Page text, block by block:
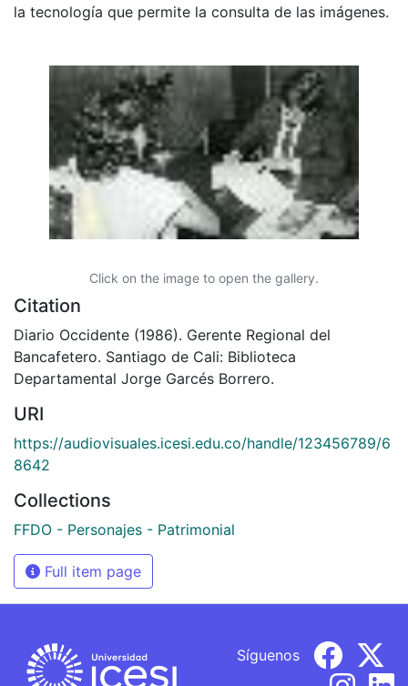
la tecnología que permite la consulta de las imágenes.
Click on the image to open the gallery.
Citation
Diario Occidente (1986). Gerente Regional del
Bancafetero. Santiago de Cali: Biblioteca
Departamental Jorge Garcés Borrero.
URI
https://audiovisuales.icesi.edu.co/handle/123456789/6
8642
Collections
FFDO - Personajes - Patrimonial
Full item page
Síguenos